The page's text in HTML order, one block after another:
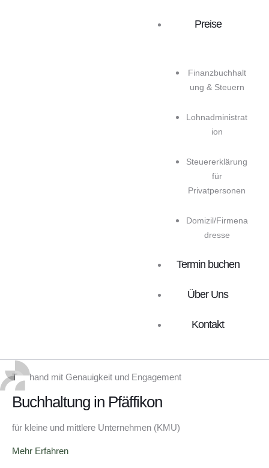
Preise
Finanzbuchhalt
ung & Steuern
Lohnadministrat
ion
Steuererklärung
für
Privatpersonen
Domizil/Firmena
dresse
Termin buchen
Über Uns
Kontakt
Treuhand mit Genauigkeit und Engagement
Buchhaltung in Pfäffikon
für kleine und mittlere Unternehmen (KMU)
Mehr Erfahren